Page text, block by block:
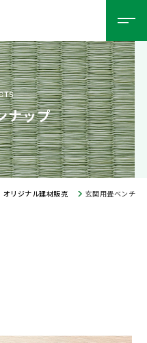
ナップ
オリジナル建材販売 玄関用畳ベンチ